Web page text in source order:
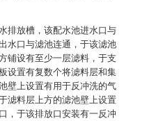
排放槽，该配水池进水口与
水口与滤池连通，于该滤池
铺设有至少一层滤料，于支
设置有复数个将滤料层和集
壁上设置有用于反冲洗的气
滤料层上方的滤池壁上设置
，于该排放口安装有一反冲